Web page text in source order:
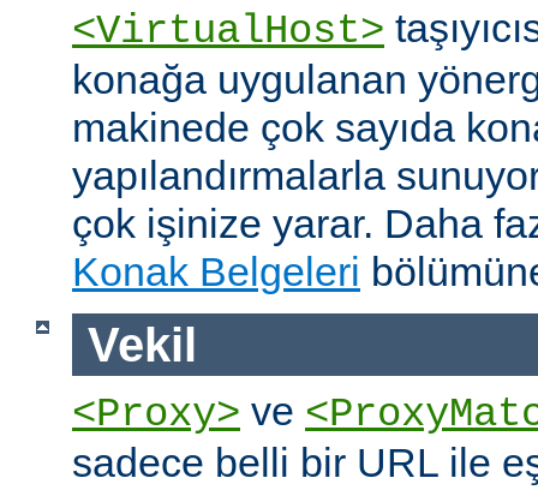
<VirtualHost>
konağa uygulanan
makinede çok sayıda
yapılandırmalarla
çok işinize yarar. Daha
Konak Belgeleri
Vekil
<Proxy> ve
sadece belli bir URL ile